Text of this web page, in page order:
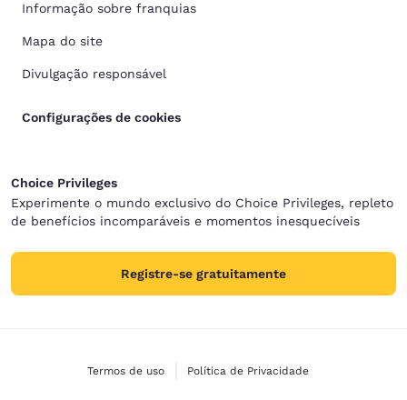
Informação sobre franquias
Mapa do site
Divulgação responsável
Configurações de cookies
Choice Privileges
Experimente o mundo exclusivo do Choice Privileges, repleto
de benefícios incomparáveis e momentos inesquecíveis
Registre-se gratuitamente
Termos de uso Política de Privacidade